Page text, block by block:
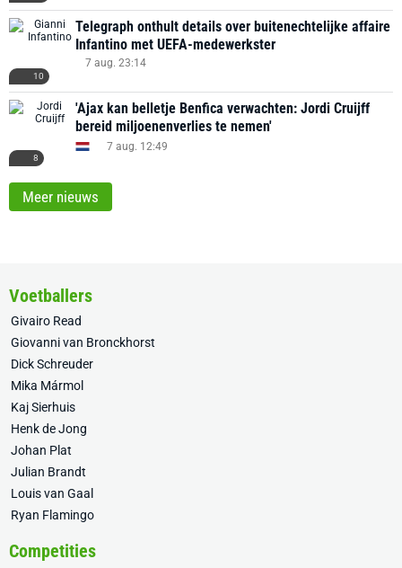
10
Telegraph onthult details over buitenechtelijke affaire
Infantino met UEFA-medewerkster
7 aug. 23:14
8
'Ajax kan belletje Benfica verwachten: Jordi Cruijff
bereid miljoenenverlies te nemen'
7 aug. 12:49
Meer nieuws
Voetballers
Givairo Read
Giovanni van Bronckhorst
Dick Schreuder
Mika Mármol
Kaj Sierhuis
Henk de Jong
Johan Plat
Julian Brandt
Louis van Gaal
Ryan Flamingo
Competities